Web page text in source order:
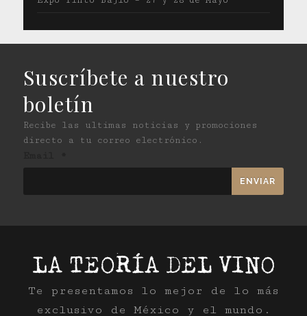
Suscríbete a nuestro
boletín
Recibe las ultimas noticias y promociones
directo a tu correo electrónico.
Te presentamos lo mejor de lo más
exclusivo de México y el mundo.